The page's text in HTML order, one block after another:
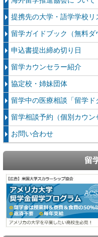
提携先の大学・語学学校リ
留学ガイドブック（無料ダ
申込書提出締め切り日
留学カウンセラー紹介
協定校・姉妹団体
留学中の医療相談「留学ド
留学相談予約（個別カウン
お問い合わせ
留